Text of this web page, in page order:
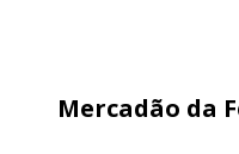
Mercadão da